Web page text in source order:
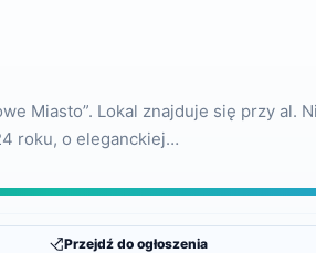
Miasto”. Lokal znajduje się przy
roku, o eleganckiej…
Przejdź do ogłoszenia